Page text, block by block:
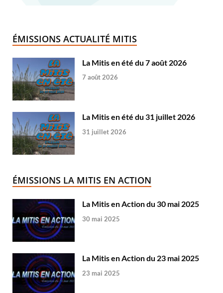
ÉMISSIONS ACTUALITÉ MITIS
La Mitis en été du 7 août 2026
7 août 2026
La Mitis en été du 31 juillet 2026
31 juillet 2026
ÉMISSIONS LA MITIS EN ACTION
La Mitis en Action du 30 mai 2025
30 mai 2025
La Mitis en Action du 23 mai 2025
23 mai 2025